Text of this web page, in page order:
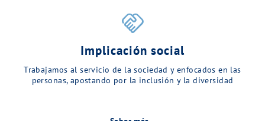
handshake
Implicación social
Trabajamos al servicio de la sociedad y enfocados en las
personas, apostando por la inclusión y la diversidad